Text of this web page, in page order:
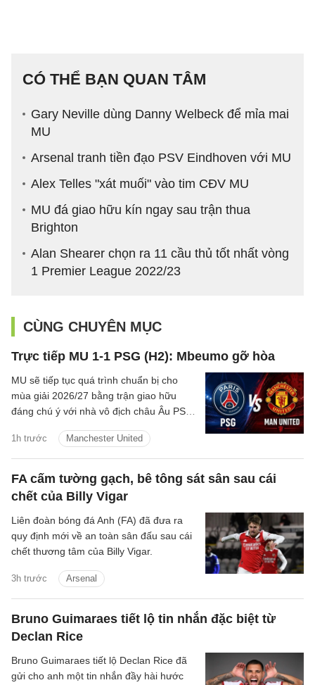
CÓ THỂ BẠN QUAN TÂM
Gary Neville dùng Danny Welbeck để mỉa mai
MU
Arsenal tranh tiền đạo PSV Eindhoven với MU
Alex Telles "xát muối" vào tim CĐV MU
MU đá giao hữu kín ngay sau trận thua
Brighton
Alan Shearer chọn ra 11 cầu thủ tốt nhất vòng
1 Premier League 2022/23
CÙNG CHUYÊN MỤC
Trực tiếp MU 1-1 PSG (H2): Mbeumo gỡ hòa
1h trước Manchester United
MU sẽ tiếp tục quá trình chuẩn bị cho
mùa giải 2026/27 bằng trận giao hữu
đáng chú ý với nhà vô địch châu Âu PSG
FA cấm tường gạch, bê tông sát sân sau cái
chết của Billy Vigar
3h trước Arsenal
Liên đoàn bóng đá Anh (FA) đã đưa ra
quy định mới về an toàn sân đấu sau cái
chết thương tâm của Billy Vigar.
Bruno Guimaraes tiết lộ tin nhắn đặc biệt từ
Declan Rice
Bruno Guimaraes tiết lộ Declan Rice đã
gửi cho anh một tin nhắn đầy hài hước